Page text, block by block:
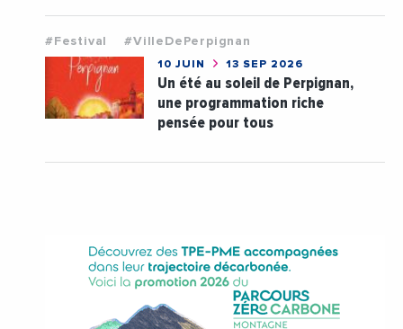
#Festival #VilleDePerpignan
10 JUIN 13 SEP 2026
Un été au soleil de Perpignan,
une programmation riche
pensée pour tous